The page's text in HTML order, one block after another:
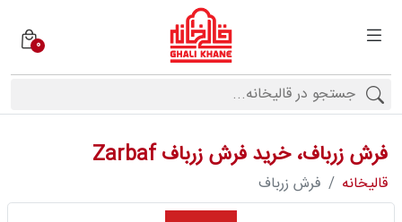
دسته
بندی
فرش
برندها
0
فرش زرباف، خرید فرش زرباف Zarbaf
قالیخانه فرش زرباف